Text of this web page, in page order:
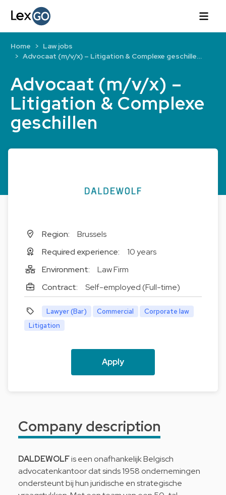
Advocaat (m/v/x) –
Litigation & Complexe
geschillen
Home
Law jobs
Advocaat (m/v/x) – Litigation & Complexe geschille…
Region:
Brussels
Required experience:
10 years
Environment:
Law Firm
Contract:
Self-employed (Full-time)
Lawyer (Bar) Commercial
Corporate law
Litigation
Apply
Company description
DALDEWOLFis een onafhankelijk Belgisch
advocatenkantoor dat sinds 1958 ondernemingen
ondersteunt bij hun juridische en strategische